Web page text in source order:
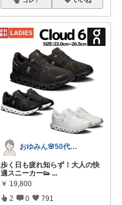
おゆみん🌸50代からの快適暮らし
歩く日も疲れ知らず！大人の快
適スニーカー👟 ...
￥ 19,800
2 0 791